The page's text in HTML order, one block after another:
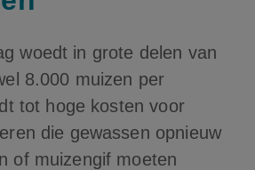
woedt in grote delen van
8.000 muizen per
tot hoge kosten voor
die gewassen opnieuw
of muizengif moeten